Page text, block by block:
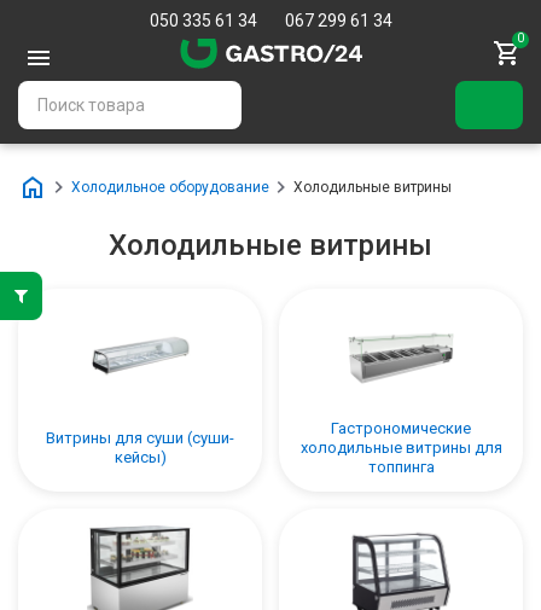
050 335 61 34 067 299 61 34
0
Холодильное оборудование Холодильные витрины
Холодильные витрины
Витрины для суши (суши-
кейсы)
Гастрономические
холодильные витрины для
топпинга